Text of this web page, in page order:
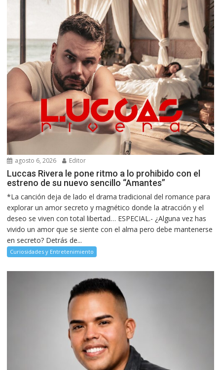
agosto 6, 2026 Editor
Luccas Rivera le pone ritmo a lo prohibido con el
estreno de su nuevo sencillo “Amantes”
*La canción deja de lado el drama tradicional del romance para
explorar un amor secreto y magnético donde la atracción y el
deseo se viven con total libertad… ESPECIAL.- ¿Alguna vez has
vivido un amor que se siente con el alma pero debe mantenerse
en secreto? Detrás de...
Curiosidades y Entretenimiento